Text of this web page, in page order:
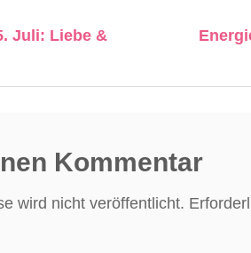
Juli: Liebe &
Kommentar
wird nicht veröffentlicht.